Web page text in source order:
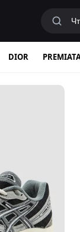
DIOR